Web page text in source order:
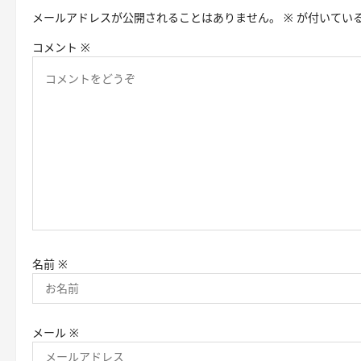
シ
ョ
メールアドレスが公開されることはありません。 ※ が付いてい
コメント ※
名前 ※
メール ※